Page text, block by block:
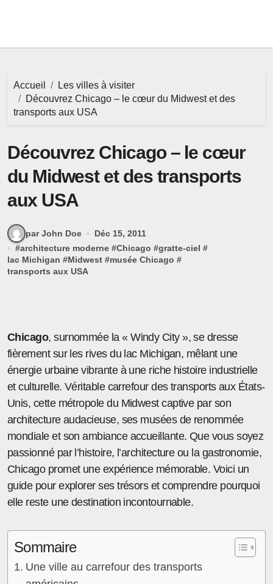
Accueil
Les villes à visiter
Découvrez Chicago – le cœur du Midwest et des
transports aux USA
Découvrez Chicago – le cœur
du Midwest et des transports
aux USA
par John Doe
Déc 15, 2011
#architecture moderne #Chicago #gratte-ciel #
lac Michigan #Midwest #musée Chicago #
transports aux USA
Chicago, surnommée la « Windy City », se dresse
fièrement sur les rives du lac Michigan, mêlant une
énergie urbaine vibrante à une riche histoire industrielle
et culturelle. Véritable carrefour des transports aux États-
Unis, cette métropole du Midwest captive par son
architecture audacieuse, ses musées de renommée
mondiale et son ambiance accueillante. Que vous soyez
passionné par l’histoire, l’architecture ou la gastronomie,
Chicago promet une expérience mémorable. Voici un
guide pour explorer ses trésors et comprendre pourquoi
elle reste une destination incontournable.
Sommaire
Une ville au carrefour des transports